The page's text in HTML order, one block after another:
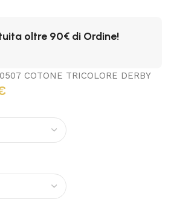
oltre 90€ di Ordine!
COTONE TRICOLORE DERBY